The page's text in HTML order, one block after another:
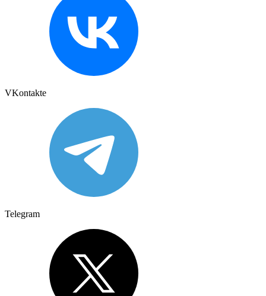
VKontakte
Telegram